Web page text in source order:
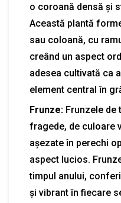
o coroană densă și
Această plantă
sau coloană, cu
creând un aspect
adesea cultivată ca
element central în
Frunze: Frunzele de
fragede, de culoare
așezate în perechi
aspect lucios.
timpul anului,
și vibrant în fiecare